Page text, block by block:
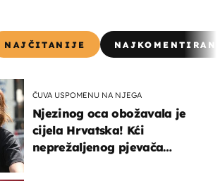
NAJČITANIJE
ČUVA USPOMENU NA NJEGA
Njezinog oca obožavala je
cijela Hrvatska! Kći
neprežaljenog pjevača